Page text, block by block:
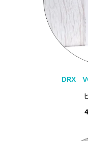
DRX